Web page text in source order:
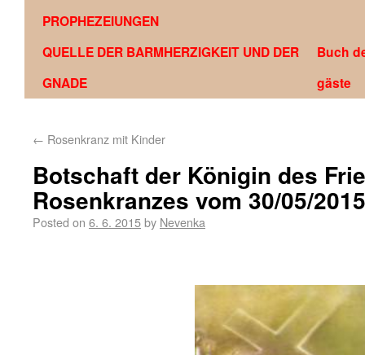
PROPHEZEIUNGEN
QUELLE DER BARMHERZIGKEIT UND DER
GNADE
Buch
gäste
← Rosenkranz mit Kinder
Botschaft der Königin des
Rosenkranzes vom 30/05/
Posted on 6. 6. 2015by Nevenka